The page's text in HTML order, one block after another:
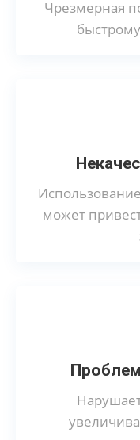
Чрезмерная
может